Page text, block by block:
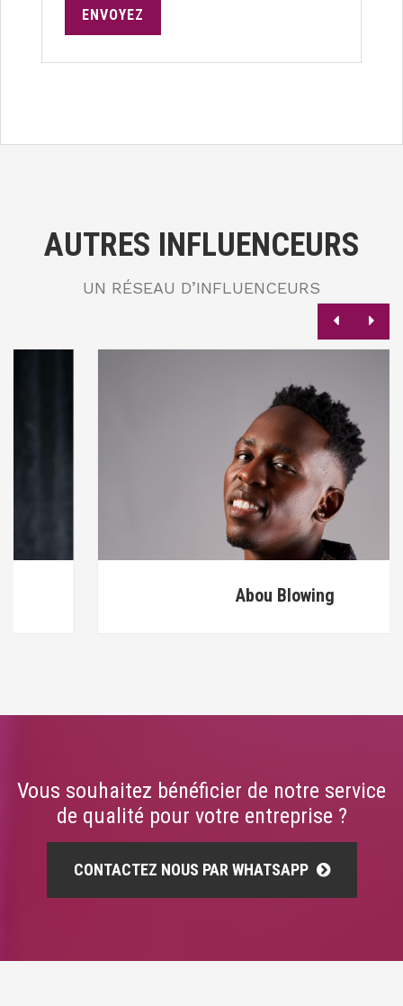
ENVOYEZ
AUTRES INFLUENCEURS
UN RÉSEAU D’INFLUENCEURS
Abou Blowing
Vous souhaitez bénéficier de notre service
de qualité pour votre entreprise ?
CONTACTEZ NOUS PAR WHATSAPP